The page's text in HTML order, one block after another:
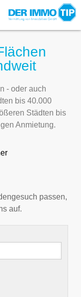
- oder auch
bis 40.000
Städten bis
Anmietung.
passen,
auf.